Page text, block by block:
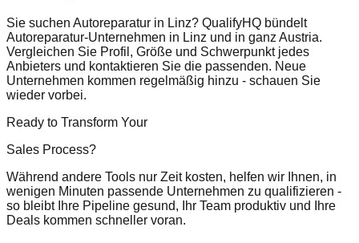
Sie suchen Autoreparatur in Linz? QualifyHQ bündelt
Autoreparatur-Unternehmen in Linz und in ganz Austria.
Vergleichen Sie Profil, Größe und Schwerpunkt jedes
Anbieters und kontaktieren Sie die passenden. Neue
Unternehmen kommen regelmäßig hinzu - schauen Sie
wieder vorbei.
Ready to Transform Your
Sales Process?
Während andere Tools nur Zeit kosten, helfen wir Ihnen, in
wenigen Minuten passende Unternehmen zu qualifizieren -
so bleibt Ihre Pipeline gesund, Ihr Team produktiv und Ihre
Deals kommen schneller voran.